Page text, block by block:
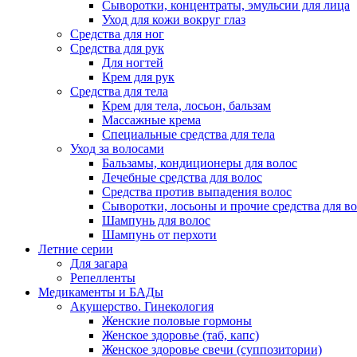
Сыворотки, концентраты, эмульсии для лица
Уход для кожи вокруг глаз
Средства для ног
Средства для рук
Для ногтей
Крем для рук
Средства для тела
Крем для тела, лосьон, бальзам
Массажные крема
Специальные средства для тела
Уход за волосами
Бальзамы, кондиционеры для волос
Лечебные средства для волос
Средства против выпадения волос
Сыворотки, лосьоны и прочие средства для
Шампунь для волос
Шампунь от перхоти
Летние серии
Для загара
Репелленты
Медикаменты и БАДы
Акушерство. Гинекология
Женские половые гормоны
Женское здоровье (таб, капс)
Женское здоровье свечи (суппозитории)